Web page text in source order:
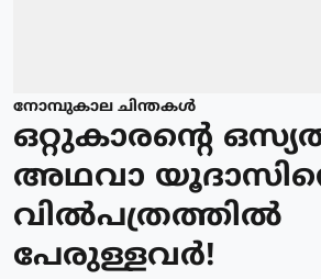
നോമ്പുകാല ചിന്തകൾ
ഒറ്റുകാരന്റെ
അഥവാ
വിൽപത്രത്തിൽ
പേരുള്ളവർ!